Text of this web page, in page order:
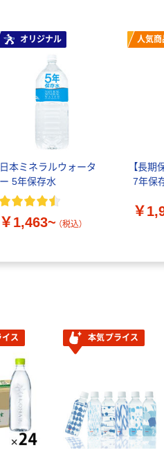
オリジナル
日本ミネラルウォータ
ー 5年保存水
￥1,463~ （税込）
人気商
【長期
7年保
￥
ス 本気プライス